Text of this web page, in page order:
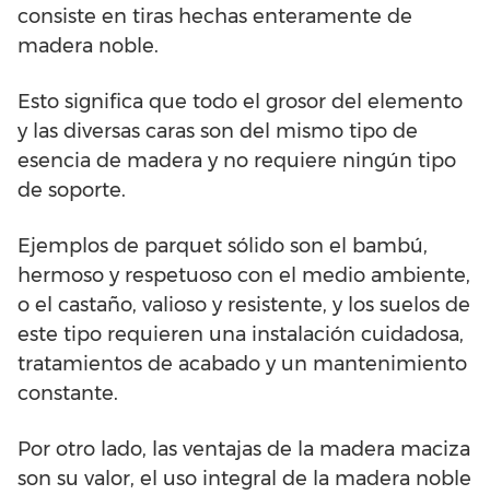
consiste en tiras hechas enteramente de
madera noble.
Esto significa que todo el grosor del elemento
y las diversas caras son del mismo tipo de
esencia de madera y no requiere ningún tipo
de soporte.
Ejemplos de parquet sólido son el bambú,
hermoso y respetuoso con el medio ambiente,
o el castaño, valioso y resistente, y los suelos de
este tipo requieren una instalación cuidadosa,
tratamientos de acabado y un mantenimiento
constante.
Por otro lado, las ventajas de la madera maciza
son su valor, el uso integral de la madera noble